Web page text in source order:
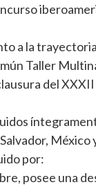
a la
Taller
del
México
por:
posee una